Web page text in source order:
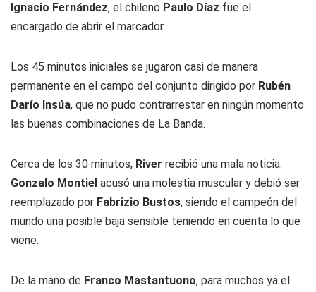
Ignacio Fernández, el chileno Paulo Díaz fue el
encargado de abrir el marcador.
Los 45 minutos iniciales se jugaron casi de manera
permanente en el campo del conjunto dirigido por Rubén
Darío Insúa, que no pudo contrarrestar en ningún momento
las buenas combinaciones de La Banda.
Cerca de los 30 minutos, River recibió una mala noticia:
Gonzalo Montiel acusó una molestia muscular y debió ser
reemplazado por Fabrizio Bustos, siendo el campeón del
mundo una posible baja sensible teniendo en cuenta lo que
viene.
De la mano de Franco Mastantuono, para muchos ya el